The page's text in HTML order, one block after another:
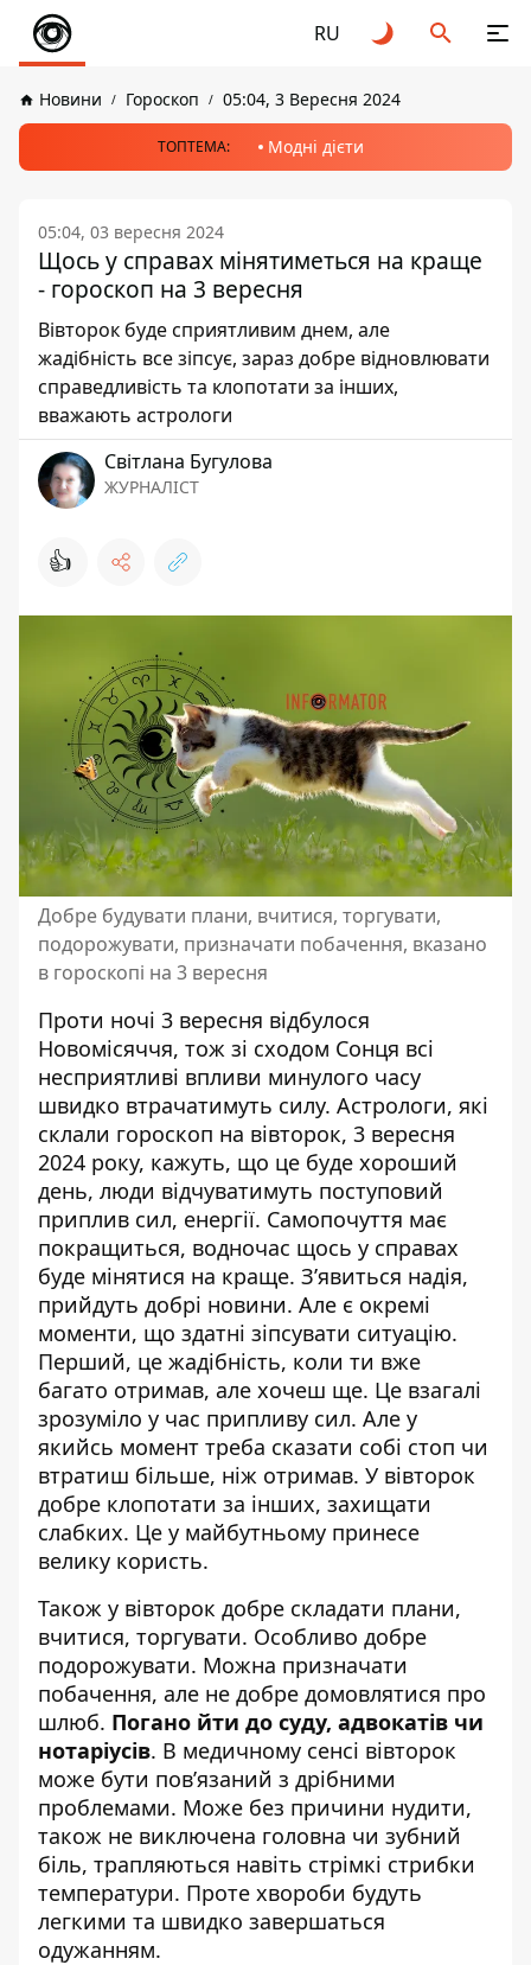
RU
Новини Гороскоп 05:04, 3 Вересня 2024
ТОПТЕМА: Модні дієти
05:04, 03 вересня 2024
Щось у справах мінятиметься на краще
- гороскоп на 3 вересня
Вівторок буде сприятливим днем, але
жадібність все зіпсує, зараз добре відновлювати
справедливість та клопотати за інших,
вважають астрологи
Світлана Бугулова
ЖУРНАЛІСТ
👍
Добре будувати плани, вчитися, торгувати,
подорожувати, призначати побачення, вказано
в гороскопі на 3 вересня
Проти ночі 3 вересня відбулося
Новомісяччя, тож зі сходом Сонця всі
несприятливі впливи минулого часу
швидко втрачатимуть силу. Астрологи, які
склали гороскоп на вівторок, 3 вересня
2024 року, кажуть, що це буде хороший
день, люди відчуватимуть поступовий
приплив сил, енергії. Самопочуття має
покращиться, водночас щось у справах
буде мінятися на краще. З’явиться надія,
прийдуть добрі новини. Але є окремі
моменти, що здатні зіпсувати ситуацію.
Перший, це жадібність, коли ти вже
багато отримав, але хочеш ще. Це взагалі
зрозуміло у час припливу сил. Але у
якийсь момент треба сказати собі стоп чи
втратиш більше, ніж отримав. У вівторок
добре клопотати за інших, захищати
слабких. Це у майбутньому принесе
велику користь.
Також у вівторок добре складати плани,
вчитися, торгувати. Особливо добре
подорожувати. Можна призначати
побачення, але не добре домовлятися про
шлюб. Погано йти до суду, адвокатів чи
нотаріусів. В медичному сенсі вівторок
може бути пов’язаний з дрібними
проблемами. Може без причини нудити,
також не виключена головна чи зубний
біль, трапляються навіть стрімкі стрибки
температури. Проте хвороби будуть
легкими та швидко завершаться
одужанням.